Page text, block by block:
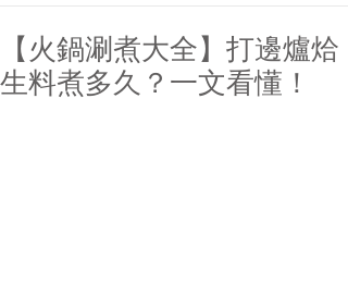
【火鍋涮煮大全】打邊爐烚
生料煮多久？一文看懂！